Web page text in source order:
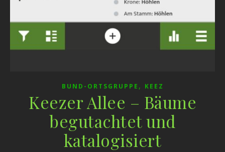
BUND-ORTSGRUPPE , KEEZ
Keezer Allee – Bäume
begutachtet und
katalogisiert